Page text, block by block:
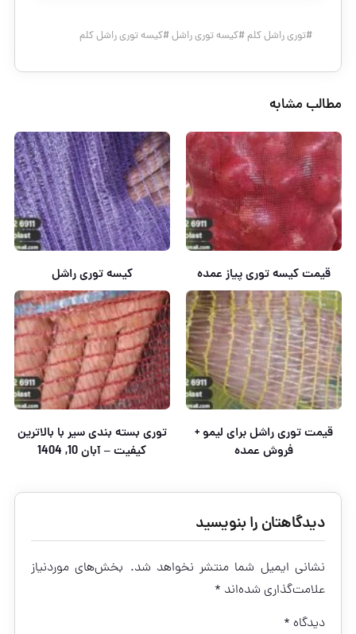
#توری راشل کلم#کیسه توری راشل#کیسه توری راشل کلم
مطالب مشابه
قیمت کیسه توری پیاز عمده کیسه توری راشل
قیمت توری راشل برای لیمو +
فروش عمده
توری بسته بندی سیر با بالاترین
کیفیت – آبان 10, 1404
دیدگاهتان را بنویسید
نشانی ایمیل شما منتشر نخواهد شد. بخش‌های موردنیاز
علامت‌گذاری شده‌اند *
دیدگاه *